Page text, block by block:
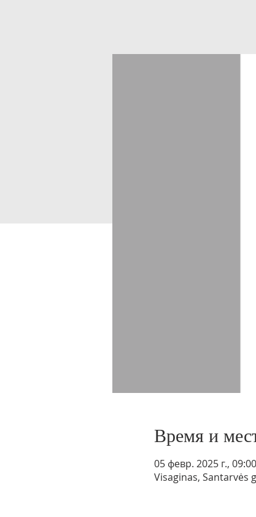
Время и
05 февр. 2025 г.,
Visaginas, Santarvės